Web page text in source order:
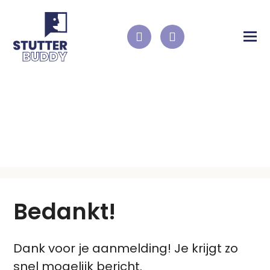
Bedankt!
Dank voor je aanmelding! Je krijgt zo
snel mogelijk bericht.